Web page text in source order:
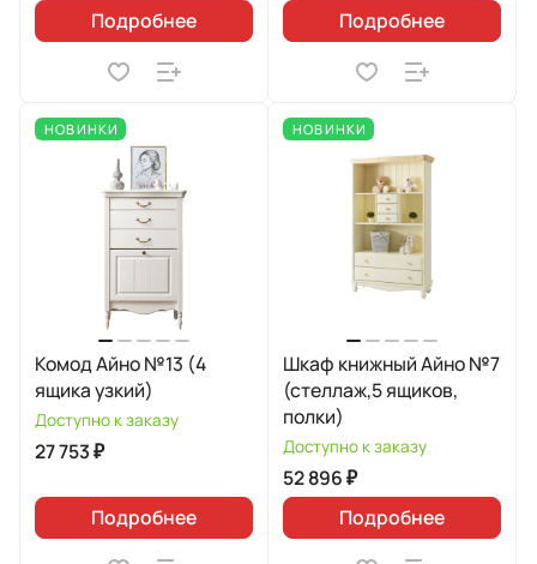
Подробнее
Подробнее
НОВИНКИ
Комод Айно №13 (4
ящика узкий)
Доступно к заказу
27 753 ₽
Подробнее
НОВИНКИ
Шкаф книжный Айно №7
(стеллаж,5 ящиков,
полки)
Доступно к заказу
52 896 ₽
Подробнее